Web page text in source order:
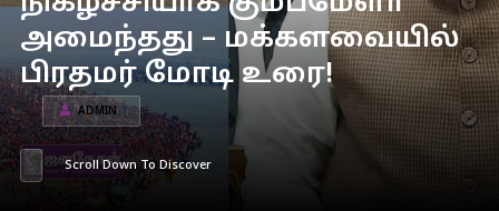
அமைந்தது – மக்களவையில்
பிரதமர் மோடி உரை!
ADMIN
Scroll Down To Discover